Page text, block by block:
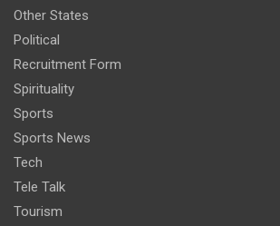
Other States
Political
Recruitment Form
Spirituality
Sports
Sports News
Tech
Tele Talk
Tourism